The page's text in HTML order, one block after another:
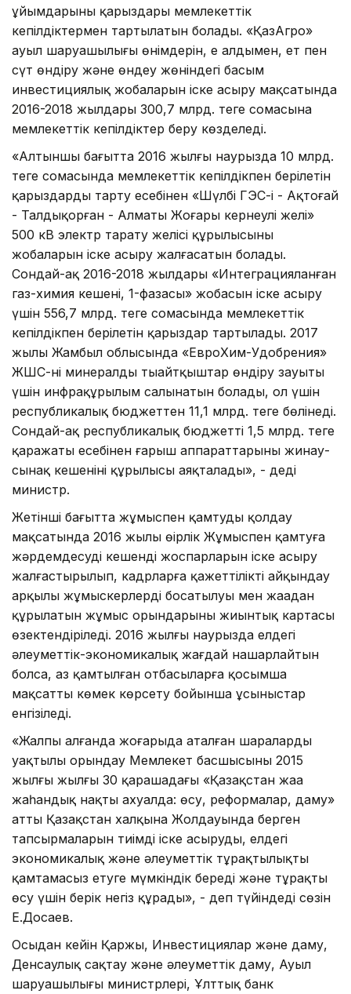
ұйымдарының қарыздары мемлекеттік
кепілдіктермен тартылатын болады. «ҚазАгро»
ауыл шаруашылығы өнімдерін, ең алдымен, ет пен
сүт өндіру және өндеу жөніндегі басым
инвестициялық жобаларын іске асыру мақсатында
2016-2018 жылдары 300,7 млрд. теңге сомасына
мемлекеттік кепілдіктер беру көзделеді.
«Алтыншы бағытта 2016 жылғы наурызда 10 млрд.
теңге сомасында мемлекеттік кепілдікпен берілетін
қарыздарды тарту есебінен «Шүлбі ГЭС-і - Ақтоғай
- Талдықорған - Алматы Жоғары кернеулі желі»
500 кВ электр тарату желісі құрылысының
жобаларын іске асыру жалғасатын болады.
Сондай-ақ 2016-2018 жылдары «Интеграцияланған
газ-химия кешені, 1-фазасы» жобасын іске асыру
үшін 556,7 млрд. теңге сомасында мемлекеттік
кепілдікпен берілетін қарыздар тартылады. 2017
жылы Жамбыл облысында «ЕвроХим-Удобрения»
ЖШС-нің минералды тыңайтқыштар өндіру зауыты
үшін инфрақұрылым салынатын болады, ол үшін
республикалық бюджеттен 11,1 млрд. теңге бөлінеді.
Сондай-ақ республикалық бюджеттің 1,5 млрд. теңге
қаражаты есебінен ғарыш аппараттарының жинау-
сынақ кешенінің құрылысы аяқталады», - деді
министр.
Жетінші бағытта жұмыспен қамтуды қолдау
мақсатында 2016 жылы өңірлік Жұмыспен қамтуға
жәрдемдесудің кешенді жоспарларын іске асыру
жалғастырылып, кадрларға қажеттілікті айқындау
арқылы жұмыскерлердің босатылуы мен жаңадан
құрылатын жұмыс орындарының жиынтық картасы
өзектендіріледі. 2016 жылғы наурызда елдегі
әлеуметтік-экономикалық жағдай нашарлайтын
болса, аз қамтылған отбасыларға қосымша
мақсатты көмек көрсету бойынша ұсыныстар
енгізіледі.
«Жалпы алғанда жоғарыда аталған шараларды
уақтылы орындау Мемлекет басшысының 2015
жылғы жылғы 30 қарашадағы «Қазақстан жаңа
жаһандық нақты ахуалда: өсу, реформалар, даму»
атты Қазақстан халқына Жолдауында берген
тапсырмаларын тиімді іске асыруды, елдегі
экономикалық және әлеуметтік тұрақтылықты
қамтамасыз етуге мүмкіндік береді және тұрақты
өсу үшін берік негіз құрады», - деп түйіндеді сөзін
Е.Досаев.
Осыдан кейін Қаржы, Инвестициялар және даму,
Денсаулық сақтау және әлеуметтік даму, Ауыл
шаруашылығы министрлері, Ұлттық банк